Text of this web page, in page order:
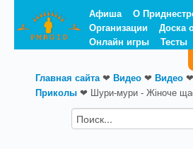
Афиша О
Организации
Доска
Онлайн игры
Тесты
Главная сайта❤ Видео ❤ Видео ❤
Приколы ❤ Шури-мури - Жіноче